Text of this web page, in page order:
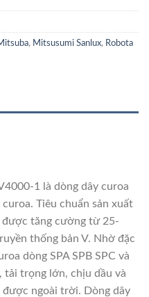
, Mitsusumi Sanlux, Robota
1 là dòng dây curoa
Tiêu chuẩn sản xuất
được tăng cường từ 25-
thống bản V. Nhờ đặc
dòng SPA SPB SPC và
tải trọng lớn, chịu dầu và
được ngoài trời. Dòng dây